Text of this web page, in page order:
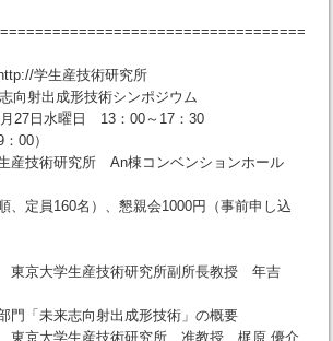
生産技術研究所
出成形技術シンポジウム
27日水曜日 13：00～17：30
19：00）
技術研究所 An棟コンベンションホール
、定員160名）、懇親会1000円（事前申し込
京大学生産技術研究所副所長教授 年吉
門「未来志向射出成形技術」の概要
技術研究所 准教授 梶原 優介